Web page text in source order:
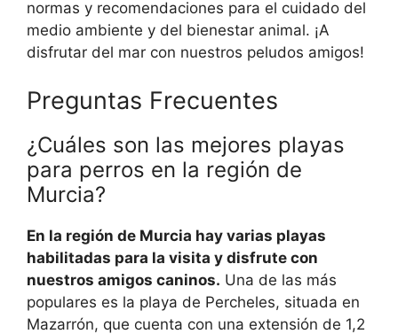
normas y recomendaciones para el cuidado del
medio ambiente y del bienestar animal. ¡A
disfrutar del mar con nuestros peludos amigos!
Preguntas Frecuentes
¿Cuáles son las mejores playas
para perros en la región de
Murcia?
En la región de Murcia hay varias playas
habilitadas para la visita y disfrute con
nuestros amigos caninos. Una de las más
populares es la playa de Percheles, situada en
Mazarrón, que cuenta con una extensión de 1,2